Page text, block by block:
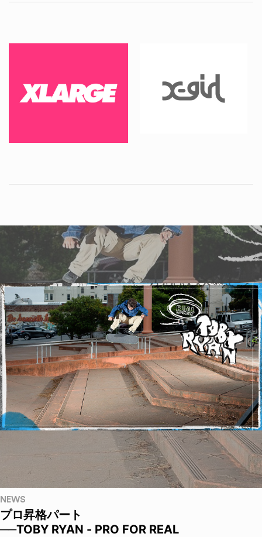
NEWS
プロ昇格パート
──TOBY RYAN - PRO FOR REAL